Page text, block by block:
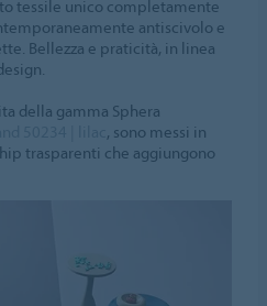
tessile unico completamente
antiscivolo e
Bellezza e praticità, in linea
della gamma Sphera
, sono messi in
trasparenti che aggiungono